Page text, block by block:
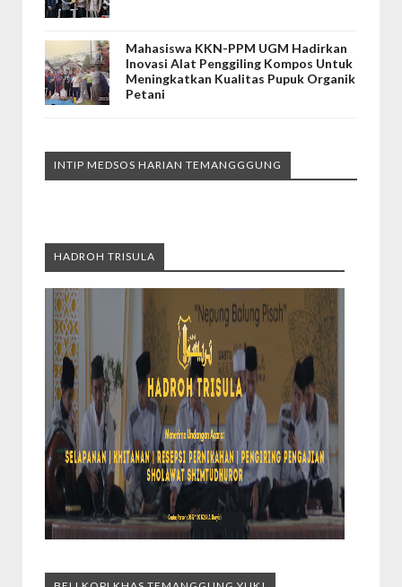
Mahasiswa KKN-PPM UGM Hadirkan
Inovasi Alat Penggiling Kompos Untuk
Meningkatkan Kualitas Pupuk Organik
Petani
INTIP MEDSOS HARIAN TEMANGGGUNG
HADROH TRISULA